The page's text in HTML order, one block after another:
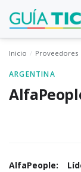
Inicio Proveedores
ARGENTINA
AlfaPeople: